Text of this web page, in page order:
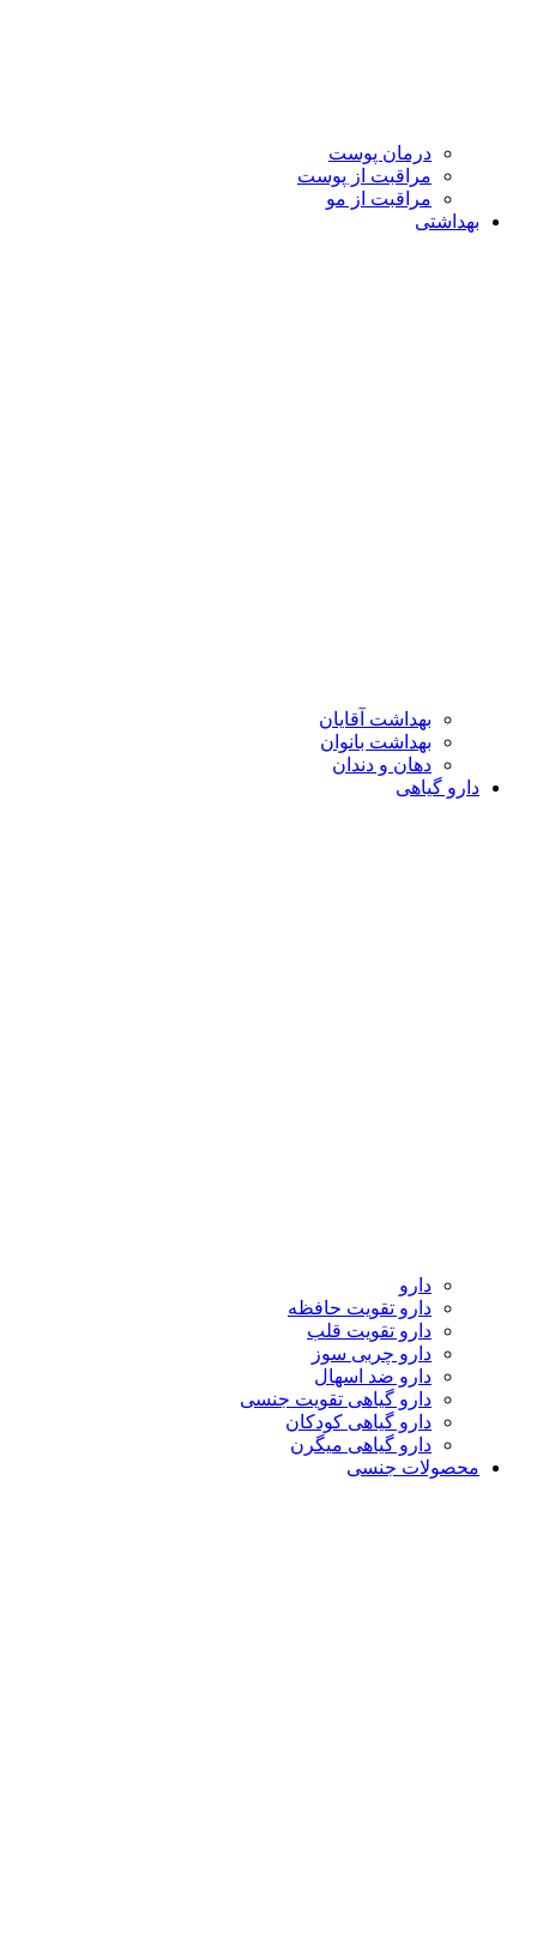
درمان پوست
مراقبت از پوست
مراقبت از مو
بهداشتی
بهداشت آقایان
بهداشت بانوان
دهان و دندان
دارو گیاهی
دارو
دارو تقویت حافظه
دارو تقویت قلب
دارو چربی سوز
دارو ضد اسهال
دارو گیاهی تقویت جنسی
دارو گیاهی کودکان
دارو گیاهی میگرن
محصولات جنسی